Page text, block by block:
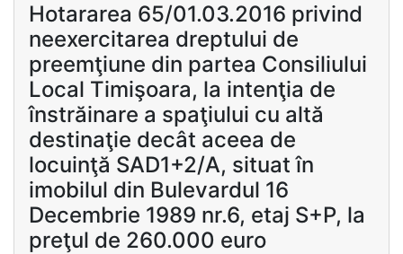
Hotararea 65/01.03.2016 privind
neexercitarea dreptului de
preemţiune din partea Consiliului
Local Timişoara, la intenţia de
înstrăinare a spaţiului cu altă
destinaţie decât aceea de
locuinţă SAD1+2/A, situat în
imobilul din Bulevardul 16
Decembrie 1989 nr.6, etaj S+P, la
preţul de 260.000 euro